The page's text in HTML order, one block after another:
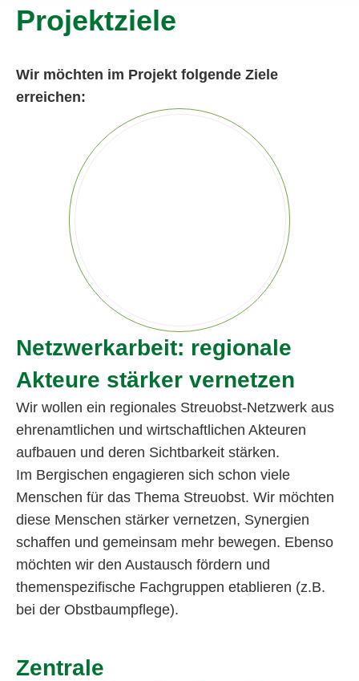
Projektziele
Wir möchten im Projekt folgende Ziele
erreichen:
Netzwerkarbeit: regionale
Akteure stärker vernetzen
Wir wollen ein regionales Streuobst-Netzwerk aus
ehrenamtlichen und wirtschaftlichen Akteuren
aufbauen und deren Sichtbarkeit stärken.
Im Bergischen engagieren sich schon viele
Menschen für das Thema Streuobst. Wir möchten
diese Menschen stärker vernetzen, Synergien
schaffen und gemeinsam mehr bewegen. Ebenso
möchten wir den Austausch fördern und
themenspezifische Fachgruppen etablieren (z.B.
bei der Obstbaumpflege).
Zentrale